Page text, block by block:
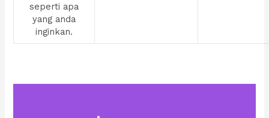
seperti apa
yang anda
inginkan.